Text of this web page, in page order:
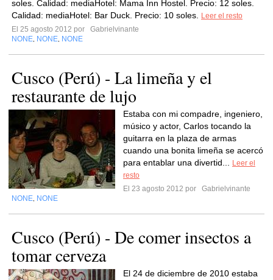
soles. Calidad: mediaHotel: Mama Inn Hostel. Precio: 12 soles.
Calidad: mediaHotel: Bar Duck. Precio: 10 soles.
Leer el resto
El 25 agosto 2012 por
Gabrielvinante
NONE NONE NONE
Cusco (Perú) - La limeña y el
restaurante de lujo
Estaba con mi compadre, ingeniero,
músico y actor, Carlos tocando la
guitarra en la plaza de armas
cuando una bonita limeña se acercó
para entablar una divertid...
Leer el
resto
El 23 agosto 2012 por
Gabrielvinante
NONE NONE
Cusco (Perú) - De comer insectos a
tomar cerveza
El 24 de diciembre de 2010 estaba